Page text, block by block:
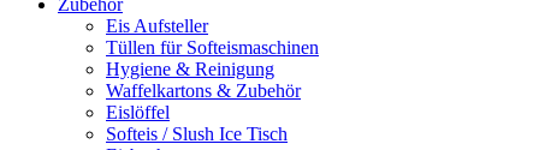
Eis Aufsteller
Tüllen für Softeismaschinen
Hygiene & Reinigung
Waffelkartons & Zubehör
Eislöffel
Softeis / Slush Ice Tisch